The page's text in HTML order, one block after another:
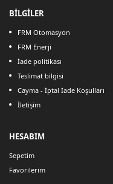
BİLGİLER
FRM Otomasyon
FRM Enerji
İade politikası
Teslimat bilgisi
Cayma - İptal İade Koşulları
İletişim
HESABIM
Sepetim
Favorilerim